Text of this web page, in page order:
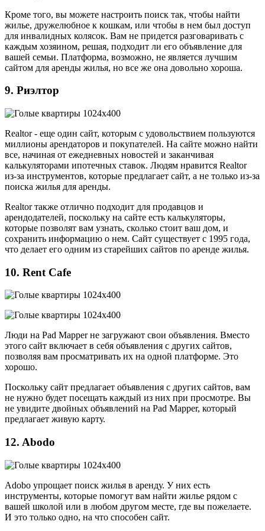
Кроме того, вы можете настроить поиск так, чтобы найти
жилье, дружелюбное к кошкам, или чтобы в нем был доступ
для инвалидных колясок. Вам не придется разговаривать с
каждым хозяином, решая, подходит ли его объявление для
вашей семьи. Платформа, возможно, не является лучшим
сайтом для аренды жилья, но все же она довольно хороша.
9. Риэлтор
Realtor - еще один сайт, которым с удовольствием пользуются
миллионы арендаторов и покупателей. На сайте можно найти
все, начиная от ежедневных новостей и заканчивая
калькуляторами ипотечных ставок. Людям нравится Realtor
из-за инструментов, которые предлагает сайт, а не только из-за
поиска жилья для аренды.
Realtor также отлично подходит для продавцов и
арендодателей, поскольку на сайте есть калькуляторы,
которые позволят вам узнать, сколько стоит ваш дом, и
сохранить информацию о нем. Сайт существует с 1995 года,
что делает его одним из старейших сайтов по аренде жилья.
10. Rent Cafe
Люди на Pad Mapper не загружают свои объявления. Вместо
этого сайт включает в себя объявления с других сайтов,
позволяя вам просматривать их на одной платформе. Это
хорошо.
Поскольку сайт предлагает объявления с других сайтов, вам
не нужно будет посещать каждый из них при просмотре. Вы
не увидите двойных объявлений на Pad Mapper, который
предлагает живую карту.
12. Abodo
Adobo упрощает поиск жилья в аренду. У них есть
инструменты, которые помогут вам найти жилье рядом с
вашей школой или в любом другом месте, где вы пожелаете.
И это только одно, на что способен сайт.